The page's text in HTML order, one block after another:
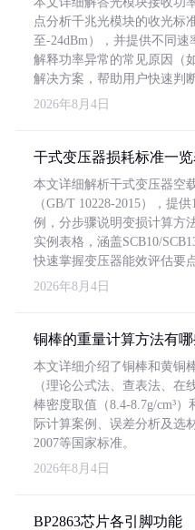
点分析千兆光模块的收光标
至-24dBm），并提供不同
解释功率异常的常见原因（
解决方案，帮助用户快速判
2026年8月4日
干式变压器损耗标准一
本文详细解析干式变压器空
（GB/T 10228-2015），提
例，分步骤说明变损计算方
实例表格，涵盖SCB10/
快速掌握变压器能效评估要点
2026年8月4日
铜棒的重量计算方法有
本文详细介绍了铜棒和黄铜
（理论公式法、查表法、在
棒密度取值（8.4-8.7g/cm³
际计算案例、误差分析及选
2007等国家标准。
2026年8月4日
BP2863芯片各引脚功能